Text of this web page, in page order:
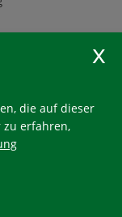
Nutzung muss
die auf dieser
zu erfahren,